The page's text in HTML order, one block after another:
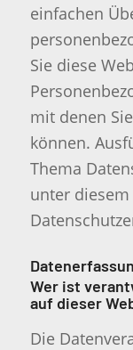
einfachen
Sie diese
mit denen
können.
Thema
unter
Wer ist
auf dieser
Die